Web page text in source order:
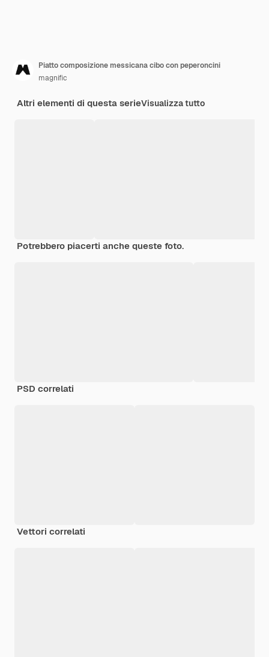
Piatto composizione messicana cibo con peperoncini
magnific
Altri elementi di questa serieVisualizza tutto
Potrebbero piacerti anche queste foto.
PSD correlati
Vettori correlati